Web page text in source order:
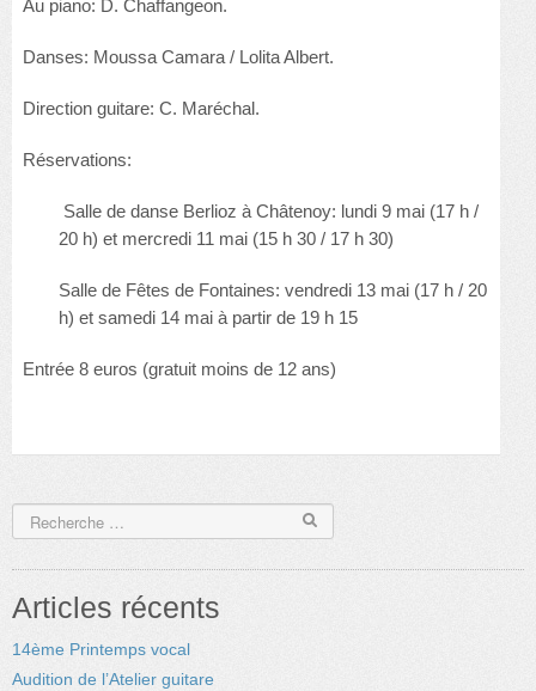
Au piano: D. Chaffangeon.
Danses: Moussa Camara / Lolita Albert.
Direction guitare: C. Maréchal.
Réservations:
Salle de danse Berlioz à Châtenoy: lundi 9 mai (17 h /
20 h) et mercredi 11 mai (15 h 30 / 17 h 30)
Salle de Fêtes de Fontaines: vendredi 13 mai (17 h / 20
h) et samedi 14 mai à partir de 19 h 15
Entrée 8 euros (gratuit moins de 12 ans)
Articles récents
14ème Printemps vocal
Audition de l’Atelier guitare